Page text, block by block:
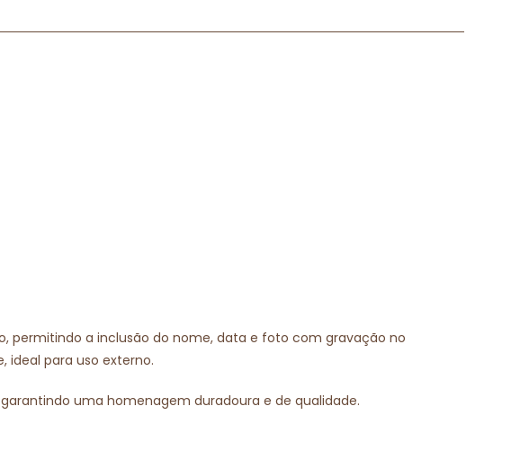
permitindo a inclusão do nome, data e foto com gravação no
ideal para uso externo.
uma homenagem duradoura e de qualidade.